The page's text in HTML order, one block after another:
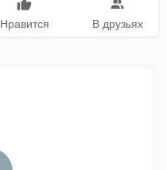
Нравится В друзьях